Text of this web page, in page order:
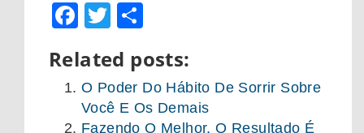
Facebook
Twitter
Related posts:
O Poder Do Hábito De Sorrir Sobre
Você E Os Demais
Fazendo O Melhor, O Resultado É